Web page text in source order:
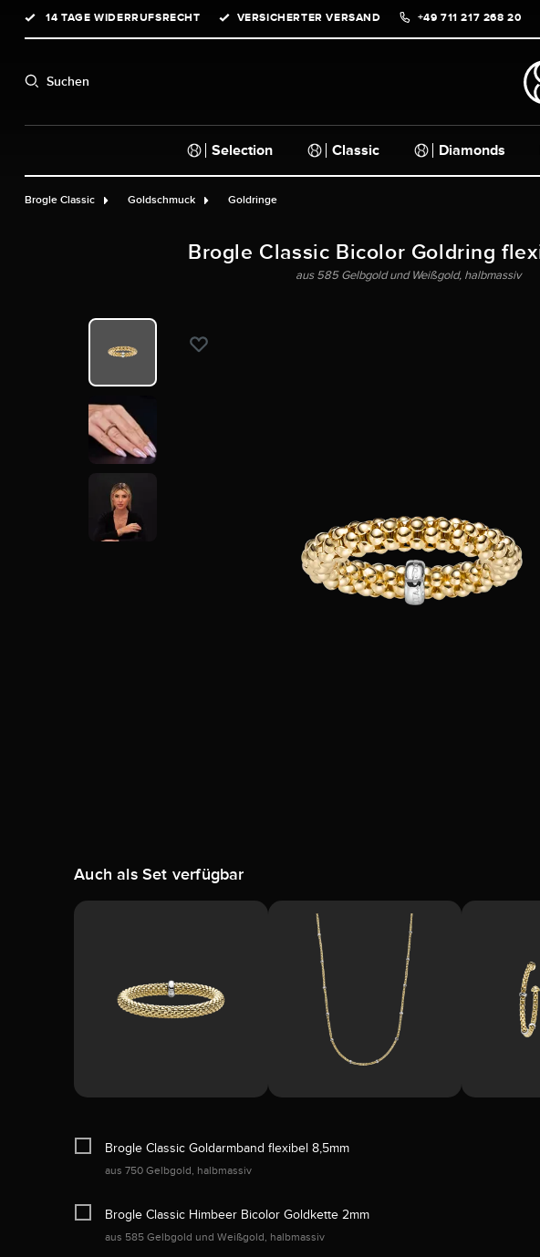
Zur Hauptnavigation springen
14 TAGE WIDERRUFSRECHT VERSICHERTER VERSAND +49 711 217 268 20
Suchen
Selection Classic Diamonds
Brogle Classic Goldschmuck Goldringe
Brogle Classic Bicolor Goldring
aus 585 Gelbgold und Weißgold, halbmassiv
Auch als Set verfügbar
Brogle Classic Goldarmband flexibel 8,5mm
aus 750 Gelbgold, halbmassiv
Brogle Classic Himbeer Bicolor Goldkette 2mm
aus 585 Gelbgold und Weißgold, halbmassiv